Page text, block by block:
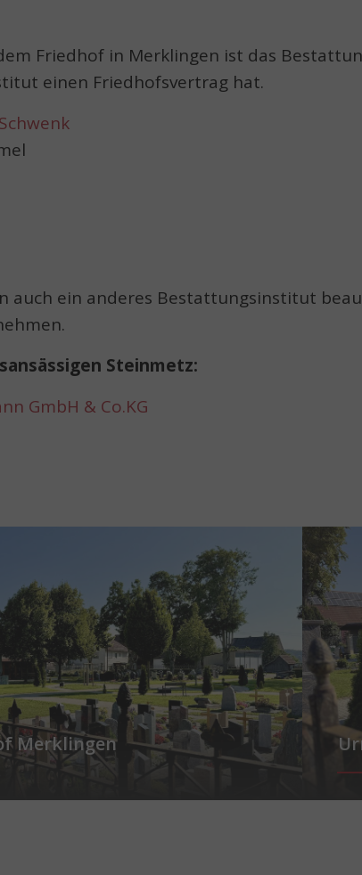
Friedhof in Merklingen ist das
einen Friedhofsvertrag hat.
auch ein anderes Bestattungsinstitut
Steinmetz:
GmbH & Co.KG
Merklingen
Show